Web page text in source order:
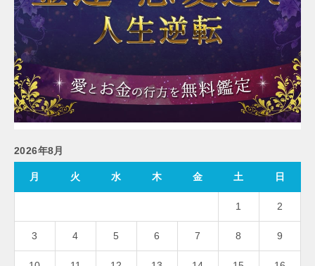
2026年8月
月 火 水 木 金 土 日
1 2
3 4 5 6 7 8 9